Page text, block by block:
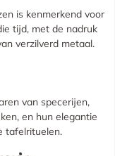
is kenmerkend voor
tijd, met de nadruk
verzilverd metaal.
van specerijen,
en hun elegantie
tafelrituelen.